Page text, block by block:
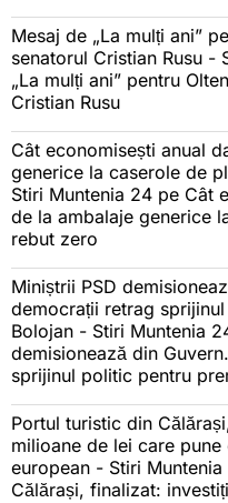
Mesaj de „La mulți ani”
senatorul Cristian Rusu -
„La mulți ani” pentru
Cristian Rusu
Cât economisești anual
generice la caserole de
Stiri Muntenia 24 pe Cât
de la ambalaje generice
rebut zero
Miniștrii PSD
democrații retrag
Bolojan - Stiri Muntenia
demisionează din
sprijinul politic pentru
Portul turistic din
milioane de lei care
european - Stiri Muntenia
Călărași, finalizat: